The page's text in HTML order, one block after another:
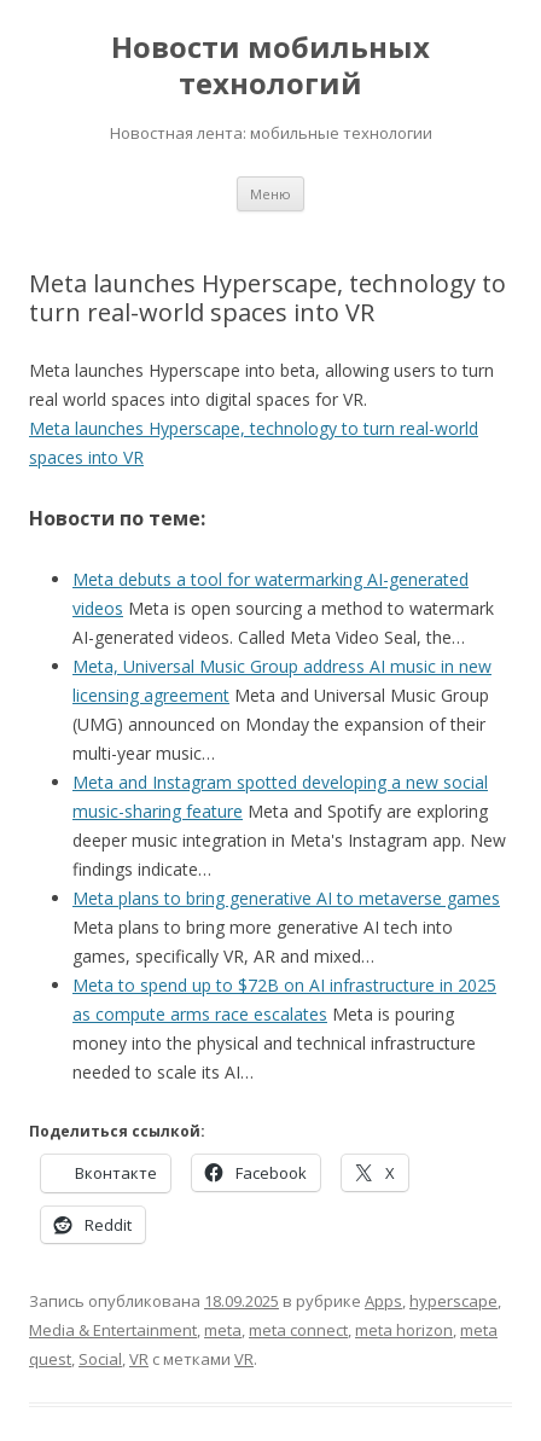
Новости мобильных
технологий
Новостная лента: мобильные технологии
Меню
Meta launches Hyperscape, technology to
turn real-world spaces into VR
Meta launches Hyperscape into beta, allowing users to turn
real world spaces into digital spaces for VR.
Meta launches Hyperscape, technology to turn real-world
spaces into VR
Новости по теме:
Meta debuts a tool for watermarking AI-generated
videos Meta is open sourcing a method to watermark
AI-generated videos. Called Meta Video Seal, the…
Meta, Universal Music Group address AI music in new
licensing agreement Meta and Universal Music Group
(UMG) announced on Monday the expansion of their
multi-year music…
Meta and Instagram spotted developing a new social
music-sharing feature Meta and Spotify are exploring
deeper music integration in Meta's Instagram app. New
findings indicate…
Meta plans to bring generative AI to metaverse games
Meta plans to bring more generative AI tech into
games, specifically VR, AR and mixed…
Meta to spend up to $72B on AI infrastructure in 2025
as compute arms race escalates Meta is pouring
money into the physical and technical infrastructure
needed to scale its AI…
Поделиться ссылкой:
Вконтакте Facebook X
Reddit
Запись опубликована 18.09.2025 в рубрике Apps, hyperscape,
Media & Entertainment, meta, meta connect, meta horizon, meta
quest, Social,VR с метками VR.